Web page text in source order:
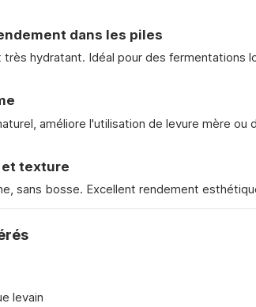
dans les piles
hydratant. Idéal pour des fermentations
améliore l'utilisation de levure mère ou
texture
sans bosse. Excellent rendement
levain